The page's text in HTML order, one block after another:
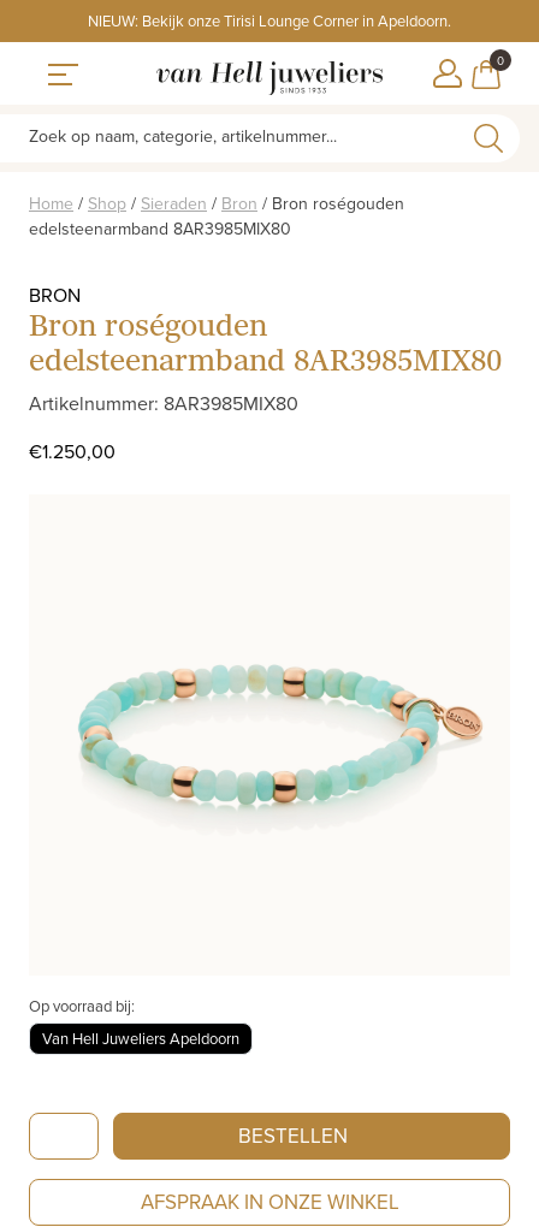
to
content
NIEUW: Bekijk onze Tirisi Lounge Corner in Apeldoorn.
0
Zoek op naam, categorie, artikelnummer...
Home / Shop / Sieraden / Bron / Bron roségouden
edelsteenarmband 8AR3985MIX80
BRON
Bron roségouden
edelsteenarmband 8AR3985MIX80
Artikelnummer: 8AR3985MIX80
€1.250,00
Op voorraad bij:
Van Hell Juweliers Apeldoorn
Bron
roségouden
edelsteenarmband
8AR3985MIX80
BESTELLEN
AFSPRAAK IN ONZE WINKEL